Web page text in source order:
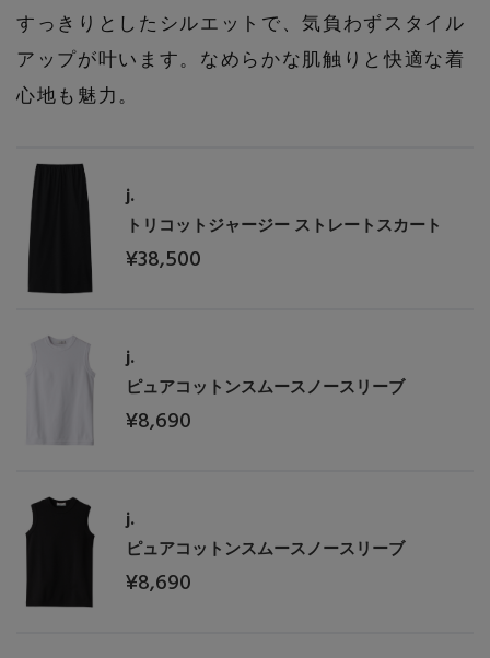
すっきりとしたシルエットで、気負わずスタイル
アップが叶います。なめらかな肌触りと快適な着
心地も魅力。
j.
トリコットジャージー ストレートスカート
¥38,500
j.
ピュアコットンスムースノースリーブ
¥8,690
j.
ピュアコットンスムースノースリーブ
¥8,690